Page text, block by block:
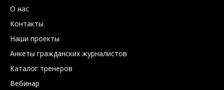
О нас
Контакты
Наши проекты
Анкеты гражданских журналистов
Каталог тренеров
Вебинар